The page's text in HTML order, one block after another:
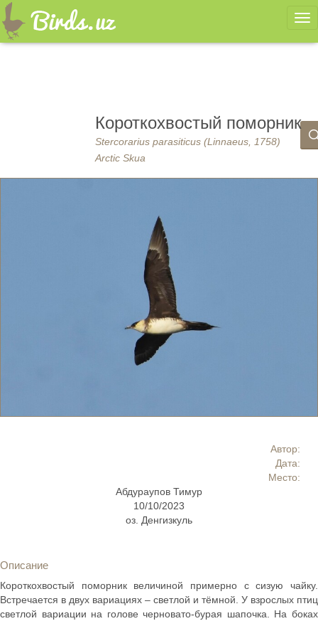
Короткохвостый поморник
Stercorarius parasiticus (Linnaeus, 1758)
Arctic Skua
Автор:
Дата:
Место:
Абдураупов Тимур
10/10/2023
оз. Денгизкуль
Описание
Короткохвостый поморник величиной примерно с сизую чайку.
Встречается в двух вариациях – светлой и тёмной. У взрослых птиц
светлой вариации на голове черновато-бурая шапочка. На боках